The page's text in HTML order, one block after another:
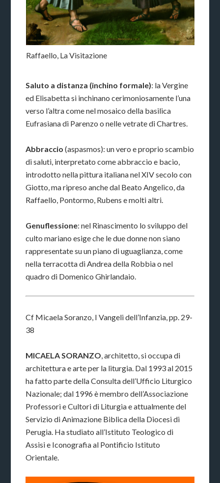
Raffaello, La Visitazione
Saluto a distanza (inchino formale): la Vergine
ed Elisabetta si inchinano cerimoniosamente l’una
verso l’altra come nel mosaico della basilica
Eufrasiana di Parenzo o nelle vetrate di Chartres.
Abbraccio (aspasmos): un vero e proprio scambio
di saluti, interpretato come abbraccio e bacio,
introdotto nella pittura italiana nel XIV secolo con
Giotto, ma ripreso anche dal Beato Angelico, da
Raffaello, Pontormo, Rubens e molti altri.
Genuflessione: nel Rinascimento lo sviluppo del
culto mariano esige che le due donne non siano
rappresentate su un piano di uguaglianza, come
nella terracotta di Andrea della Robbia o nel
quadro di Domenico Ghirlandaio.
Cf Micaela Soranzo, I Vangeli dell’Infanzia, pp. 29-
38
MICAELA SORANZO, architetto, si occupa di
architettura e arte per la liturgia. Dal 1993 al 2015
ha fatto parte della Consulta dell’Ufficio Liturgico
Nazionale; dal 1996 è membro dell’Associazione
Professori e Cultori di Liturgia e attualmente del
Servizio di Animazione Biblica della Diocesi di
Perugia. Ha studiato all’Istituto Teologico di
Assisi e Iconografia al Pontificio Istituto
Orientale.